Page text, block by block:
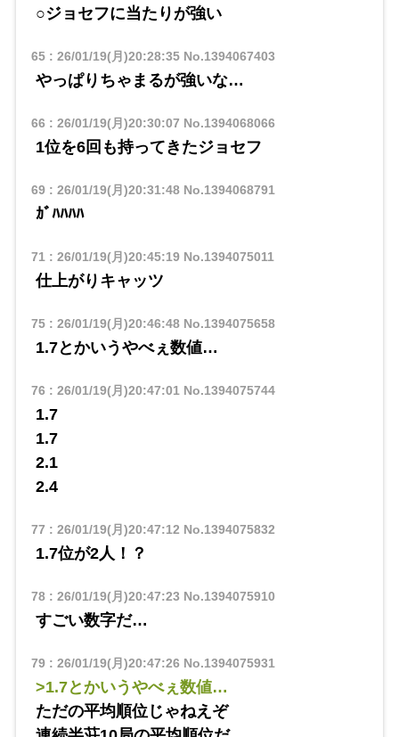
○ジョセフに当たりが強い
65: 26/01/19(月)20:28:35No.1394067403
やっぱりちゃまるが強いな…
66 : 26/01/19(月)20:30:07 No.1394068066
1位を6回も持ってきたジョセフ
69: 26/01/19(月)20:31:48No.1394068791
ｶﾞﾊﾊﾊﾊ
71: 26/01/19(月)20:45:19No.1394075011
仕上がりキャッツ
75: 26/01/19(月)20:46:48No.1394075658
1.7とかいうやべぇ数値…
76 : 26/01/19(月)20:47:01No.1394075744
1.7
1.7
2.1
2.4
77 : 26/01/19(月)20:47:12 No.1394075832
1.7位が2人！？
78: 26/01/19(月)20:47:23 No.1394075910
すごい数字だ…
79: 26/01/19(月)20:47:26 No.1394075931
>1.7とかいうやべぇ数値…
ただの平均順位じゃねえぞ